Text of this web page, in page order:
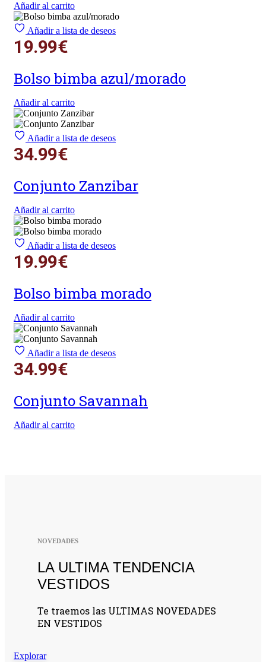
Añadir al carrito
Añadir a lista de deseos
19.99€
Bolso bimba azul/morado
Añadir al carrito
Añadir a lista de deseos
34.99€
Conjunto Zanzibar
Añadir al carrito
Añadir a lista de deseos
19.99€
Bolso bimba morado
Añadir al carrito
Añadir a lista de deseos
34.99€
Conjunto Savannah
Añadir al carrito
NOVEDADES
LA ULTIMA TENDENCIA
VESTIDOS
Te traemos las ULTIMAS NOVEDADES
EN VESTIDOS
Explorar